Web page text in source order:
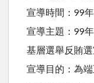
宣導時間：99
宣導主題：99
基層選舉反賄
宣導目的：為